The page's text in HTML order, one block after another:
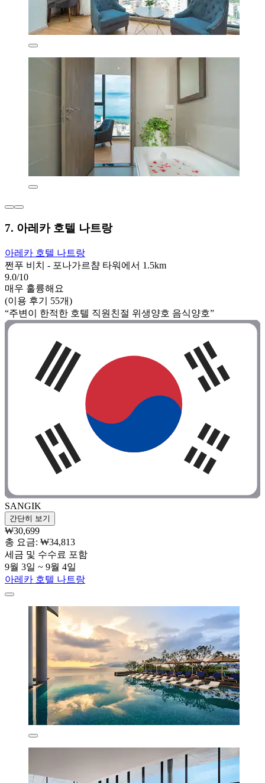
7. 아레카 호텔 나트랑
아레카 호텔 나트랑
쩐푸 비치 - 포나가르챰 타워에서 1.5km
9.0/10
매우 훌륭해요
(이용 후기 55개)
“주변이 한적한 호텔 직원친절 위생양호 음식양호”
SANGIK
간단히 보기
₩30,699
총 요금: ₩34,813
세금 및 수수료 포함
9월 3일 ~ 9월 4일
아레카 호텔 나트랑